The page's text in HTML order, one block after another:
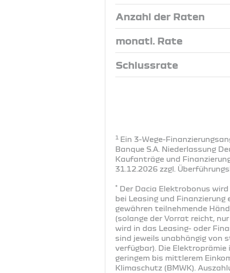
Anzahl der Raten
monatl. Rate
Schlussrate
1 Ein 3-Wege-
Banque S.A. Niederlassung
Kaufanträge und
31.12.2026 zzgl.
* Der Dacia Elektrobonus
bei Leasing und Finanzierung
gewähren teilnehmende
(solange der Vorrat reicht,
wird in das Leasing- oder
sind jeweils unabhängig von
verfügbar). Die Elektroprämie
geringem bis mittlerem
Klimaschutz (BMWK).